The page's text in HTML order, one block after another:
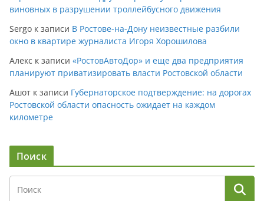
виновных в разрушении троллейбусного движения
Sergo к записи В Ростове-на-Дону неизвестные разбили
окно в квартире журналиста Игоря Хорошилова
Алекс к записи «РостовАвтоДор» и еще два предприятия
планируют приватизировать власти Ростовской области
Ашот к записи Губернаторское подтверждение: на дорогах
Ростовской области опасность ожидает на каждом
километре
Поиск